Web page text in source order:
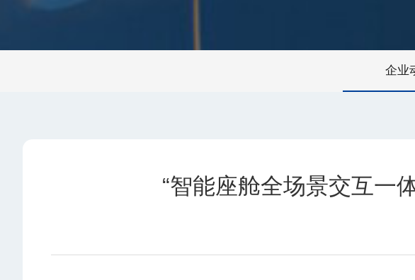
企业
“智能座舱全场景交互一